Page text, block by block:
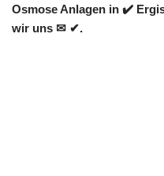
Osmose Anlagen in ✔️
wir uns ✉ ✔.